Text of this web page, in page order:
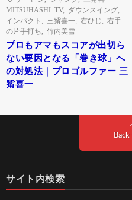
MITSUHASHI TV, ダウンスイング
インパクト
三觜喜一 右ひじ
右手
の片手打ち
竹内美雪
プロもアマもスコアが出切ら
ない要因となる「巻き球」へ
の対処法｜プロゴルファー 三
觜喜一
Back
サイト内検索